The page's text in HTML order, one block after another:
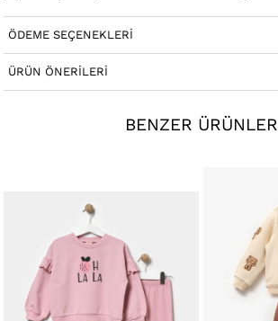
ÖDEME SEÇENEKLERI
ÜRÜN ÖNERILERI
BENZER ÜRÜNLER